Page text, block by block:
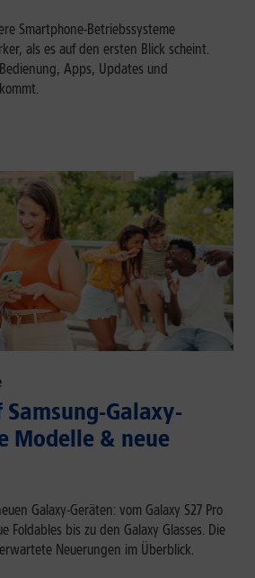
Smartphone-Betriebssysteme
als es auf den ersten Blick scheint.
Apps, Updates und
Galaxy-
Modelle & neue
Galaxy-Geräten: vom Galaxy S27 Pro
Foldables bis zu den Galaxy Glasses. Die
Neuerungen im Überblick.